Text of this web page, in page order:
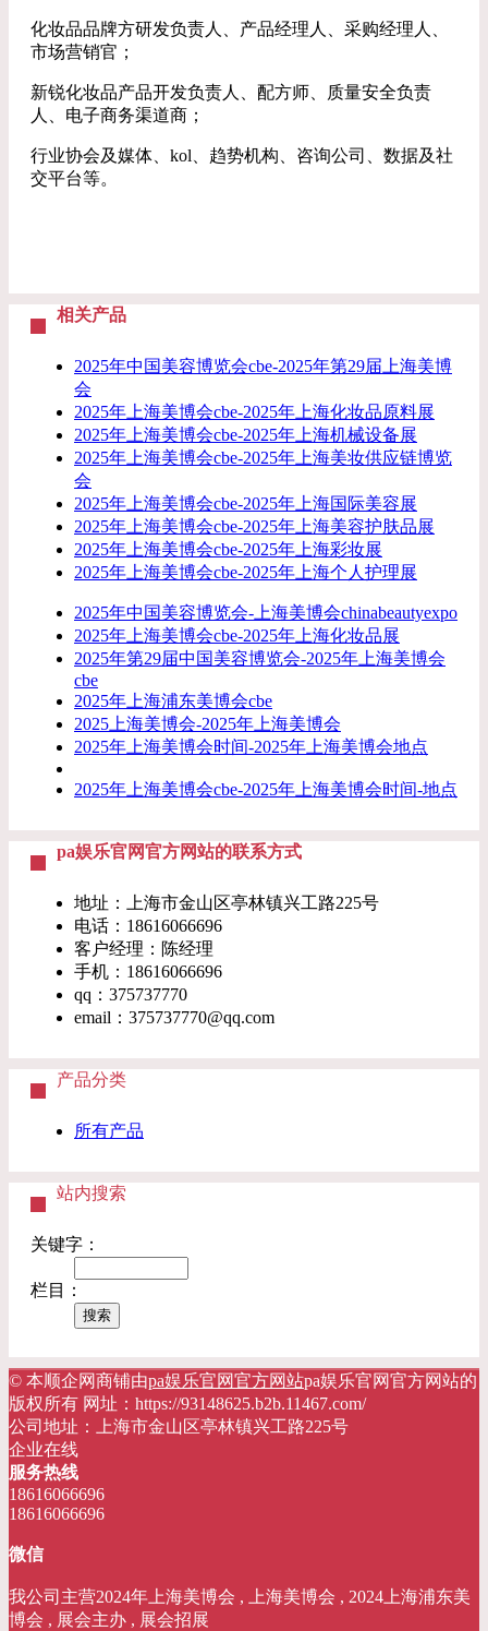
化妆品品牌方研发负责人、产品经理人、采购经理人、
市场营销官；
新锐化妆品产品开发负责人、配方师、质量安全负责
人、电子商务渠道商；
行业协会及媒体、kol、趋势机构、咨询公司、数据及社
交平台等。
相关产品
2025年中国美容博览会cbe-2025年第29届上海美博
会
2025年上海美博会cbe-2025年上海化妆品原料展
2025年上海美博会cbe-2025年上海机械设备展
2025年上海美博会cbe-2025年上海美妆供应链博览
会
2025年上海美博会cbe-2025年上海国际美容展
2025年上海美博会cbe-2025年上海美容护肤品展
2025年上海美博会cbe-2025年上海彩妆展
2025年上海美博会cbe-2025年上海个人护理展
2025年中国美容博览会-上海美博会chinabeautyexpo
2025年上海美博会cbe-2025年上海化妆品展
2025年第29届中国美容博览会-2025年上海美博会
cbe
​2025年上海浦东美博会cbe
2025上海美博会-2025年上海美博会
2025年上海美博会时间-2025年上海美博会地点
2025年上海美博会cbe-2025年上海美博会时间-地点
pa娱乐官网官方网站的联系方式
地址：上海市金山区亭林镇兴工路225号
电话：18616066696
客户经理：陈经理
手机：18616066696
qq：375737770
email： 375737770@qq.com
产品分类
所有产品
站内搜索
关键字：
栏目：
© 本顺企网商铺由pa娱乐官网官方网站pa娱乐官网官方网站的
版权所有 网址：https://93148625.b2b.11467.com/
公司地址：上海市金山区亭林镇兴工路225号
企业在线
服务热线
18616066696
18616066696
微信
我公司主营2024年上海美博会 , 上海美博会 , 2024上海浦东美
博会 , 展会主办 , 展会招展